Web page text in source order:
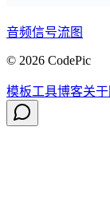
音频信号流图
© 2026 CodePic
模板工具博客关于